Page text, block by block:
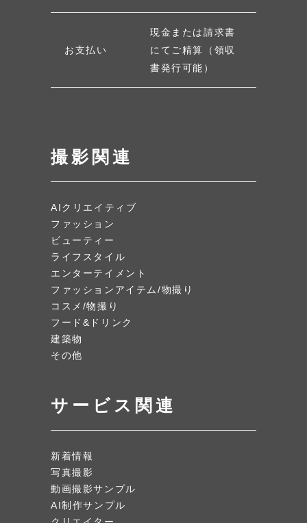
撮影関連
AIクリエイティブ
ファッション
ビューティー
ライフスタイル
エンターテイメント
ファッションアイテム/物撮り
コスメ/物撮り
フード&ドリンク
建築物
その他
サービス関連
新着情報
写真撮影
動画撮影サンプル
AI制作サンプル
お支払い
現金または請求書
にてご精算（領収
書発行可能）